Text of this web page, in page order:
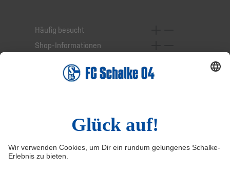
Häufig besucht
Shop-Informationen
Service-Hotline